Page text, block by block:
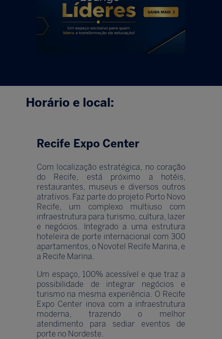
Horário e local:
Recife Expo Center
Com localização estratégica, no coração
do Recife, está próximo a hotéis,
restaurantes, museus e diversos outros
atrativos. Faz parte do projeto Porto Novo
Recife, um complexo multiuso com
infraestrutura para turismo, cultura, lazer
e negócios. Integrado a uma estrutura
hoteleira de porte internacional com 300
apartamentos, o Novotel Recife Marina, e
a Recife Marina.
Um espaço, 100% acessível e que traz a
possibilidade de integrar negócios e
turismo na mesma experiência. O Recife
Expo Center inova com a infraestrutura
moderna, trazendo o melhor
atendimento para sediar eventos de
porte no Nordeste.